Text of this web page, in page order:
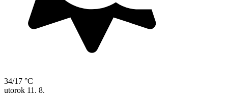
34/17 °C
utorok 11. 8.